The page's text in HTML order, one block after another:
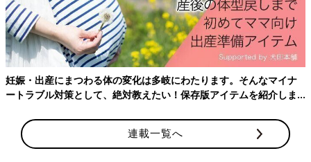
私もみなさんが実践されている節約のほか、SNSの情報を参考に
したり、ふるさと納税を活用したりして節約しています。家族の
誕生日の外食費や旅行などイベント費は別に用意しているもの
の、以前に比べて外食の回数は減りました。
ただ、これだけいろいろなものが値上がりすると、どこをどう節
約すればいいのかわからなくなるのではないでしょうか。けれど
思います。
ポイントは、予算の中でこだわるもの、そうでないものを見極め
妊娠・出産にまつわる体の変化は多岐にわたります。そんなマイナ
ートラブル対策として、絶対教えたい！保存版アイテムを紹介しま
連載一覧へ